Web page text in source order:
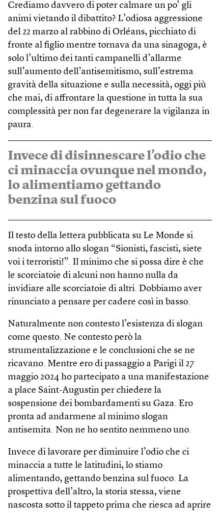
Crediamo davvero di poter calmare un po’ gli
animi vietando il dibattito? L’odiosa aggressione
del 22 marzo al rabbino di Orléans, picchiato di
fronte al figlio mentre tornava da una sinagoga, è
solo l’ultimo dei tanti campanelli d’allarme
sull’aumento dell’antisemitismo, sull’estrema
gravità della situazione e sulla necessità, oggi più
che mai, di affrontare la questione in tutta la sua
complessità per non far degenerare la vigilanza in
paura.
Invece di disinnescare l’odio che
ci minaccia ovunque nel mondo,
lo alimentiamo gettando
benzina sul fuoco
Il testo della lettera pubblicata su Le Monde si
snoda intorno allo slogan “Sionisti, fascisti, siete
voi i terroristi!”. Il minimo che si possa dire è che
le scorciatoie di alcuni non hanno nulla da
invidiare alle scorciatoie di altri. Dobbiamo aver
rinunciato a pensare per cadere così in basso.
Naturalmente non contesto l’esistenza di slogan
come questo. Ne contesto però la
strumentalizzazione e le conclusioni che se ne
ricavano. Mentre ero di passaggio a Parigi il 27
maggio 2024 ho partecipato a una manifestazione
a place Saint-Augustin per chiedere la
sospensione dei bombardamenti su Gaza. Ero
pronta ad andarmene al minimo slogan
antisemita. Non ne ho sentito nemmeno uno.
Invece di lavorare per diminuire l’odio che ci
minaccia a tutte le latitudini, lo stiamo
alimentando, gettando benzina sul fuoco. La
prospettiva dell’altro, la storia stessa, viene
nascosta sotto il tappeto prima che riesca ad aprire